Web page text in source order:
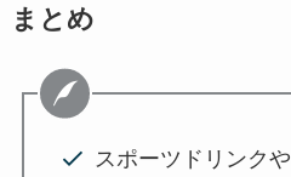
まとめ
スポーツドリンク